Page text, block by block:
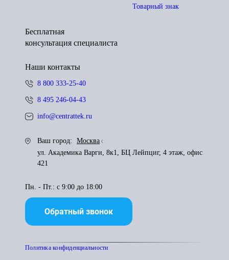
Товарный знак
Бесплатная
консультация специалиста
Наши контакты
8 800 333-25-40
8 495 246-04-43
info@centrattek.ru
Ваш город:
Москва
ул. Академика Варги, 8к1, БЦ Лейпциг, 4 этаж, офис
421
Пн. - Пт.: с 9:00 до 18:00
Обратный звонок
Политика конфиденциальности